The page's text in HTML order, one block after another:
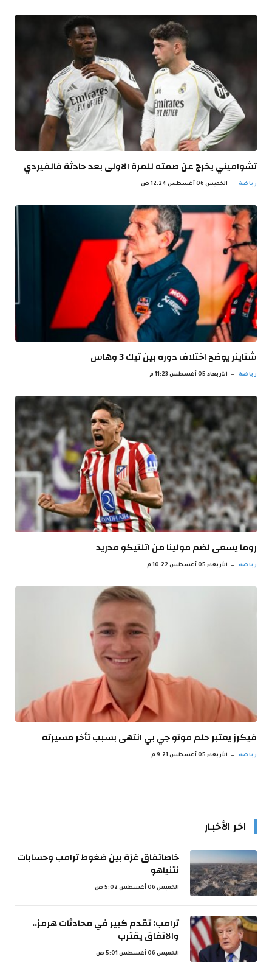
تشواميني يخرج عن صمته للمرة الاولى بعد حادثة فالفيردي
رياضة الخميس 06 أغسطس 12:24 ص
شتاينر يوضح اختلاف دوره بين تيك 3 وهاس
رياضة الأربعاء 05 أغسطس 11:23 م
روما يسعى لضم مولينا من اتلتيكو مدريد
رياضة الأربعاء 05 أغسطس 10:22 م
فيكرز يعتبر حلم موتو جي بي انتهى بسبب تأخر مسيرته
رياضة الأربعاء 05 أغسطس 9:21 م
اخر الأخبار
خاصاتفاق غزة بين ضغوط ترامب وحسابات
نتنياهو
الخميس 06 أغسطس 5:02 ص
ترامب: تقدم كبير في محادثات هرمز..
والاتفاق يقترب
الخميس 06 أغسطس 5:01 ص